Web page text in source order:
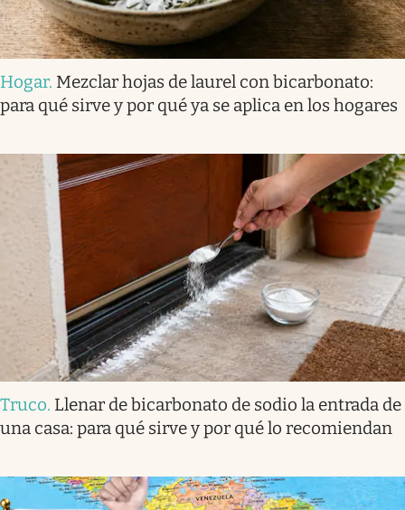
Hogar. Mezclar hojas de laurel con bicarbonato:
para qué sirve y por qué ya se aplica en los hogares
Truco. Llenar de bicarbonato de sodio la entrada de
una casa: para qué sirve y por qué lo recomiendan